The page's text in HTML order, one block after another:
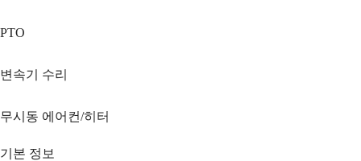
PTO
변속기 수리
무시동 에어컨/히터
기본 정보